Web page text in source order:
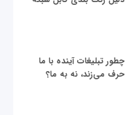
چطور تبلیغات آینده با ما
حرف می‌زند، نه به ما؟